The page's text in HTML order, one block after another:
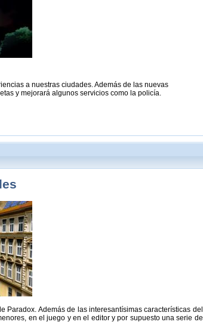
a nuestras ciudades. Además de las nuevas
y mejorará algunos servicios como la policía.
Además de las interesantísimas características del
en el juego y en el editor y por supuesto una serie de